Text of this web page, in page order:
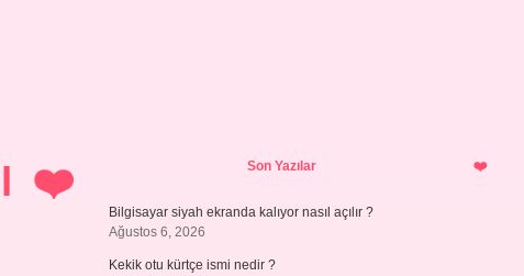
SidebarSon Yazılar
Bilgisayar siyah ekranda kalıyor nasıl açılır ?
Ağustos 6, 2026
Kekik otu kürtçe ismi nedir ?